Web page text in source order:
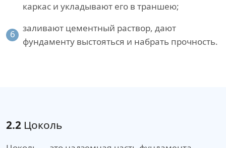
каркас и укладывают его в траншею;
6
заливают цементный раствор, дают
фундаменту выстояться и набрать прочность.
2.2 Цоколь